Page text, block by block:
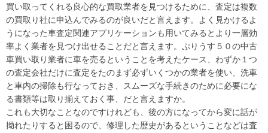
買い取ってくれる良心的な買取業者を見つけるために、査定は複数
の買取り社に申込んでみるのが良いだと言えます。よく見かけるよ
うになった車査定関連アプリケーションも用いてみるとより一層効
率よく業者を見つけ出せることだと言えます。ぷりうす５０の中古
車買い取り業者に車を売るということを考えたケース、わずか１つ
の査定会社だけに査定をたのまず必ずいくつかの業者を使い、洗車
と車内の掃除も行なっておき、スムーズな手続きのために必要にな
る書類等は取り揃えておく事、だと言えますか。
これも大切なことなのですけれども、後の方になってから変に話が
拗れたりすると困るので、修理した歴史があるということなどは査